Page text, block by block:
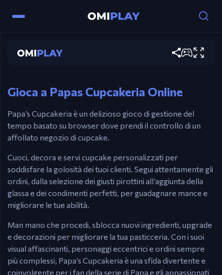
Papas Cupcakeria
Gioca a Papas Cupcakeria Online
Papa’s Cupcakeria è un delizioso gioco di gestione del
tempo basato su browser dove prendi il controllo di un
affollato negozio di cupcake.
Cuoci, decora e servi cupcake personalizzati per
soddisfare la golosità dei tuoi clienti. Segui attentamente gli
ordini, dalla selezione dei giusti pirottini all’aggiunta della
glassa e dei condimenti perfetti, per guadagnare mance e
migliorare le tue abilità.
Man mano che procedi, sblocca nuovi ingredienti, upgrade
e decorazioni per migliorare la tua pasticceria. Con i suoi
visual affascinanti, personaggi eccentrici e ordini sempre
più complessi, Papa’s Cupcakeria è una sfida divertente e
coinvolgente per i fan della serie di Papa e gli appassionati